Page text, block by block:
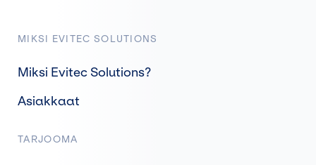
MIKSI EVITEC SOLUTIONS
Miksi Evitec Solutions?
Asiakkaat
TARJOOMA